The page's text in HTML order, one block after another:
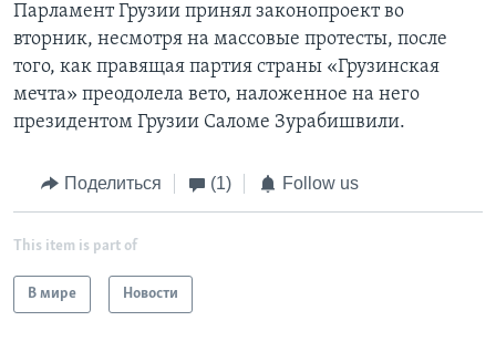
Парламент Грузии принял законопроект во
вторник, несмотря на массовые протесты, после
того, как правящая партия страны «Грузинская
мечта» преодолела вето, наложенное на него
президентом Грузии Саломе Зурабишвили.
Поделиться (1) Follow us
This item is part of
В мире Новости